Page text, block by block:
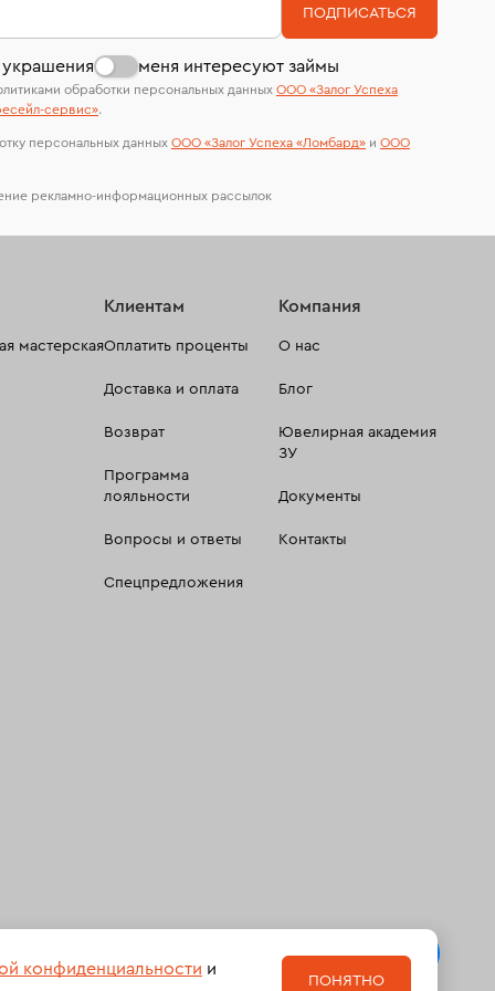
На особо ценные изделия получены
сертификаты МГУ и других геммологических
лабораторий
меня интересуют займы
ПОДПИСАТЬСЯ
обработки персональных данных ООО «Залог Успеха
сервиc».
персональных данных ООО «Залог Успеха «Ломбард» и ООО
рекламно-информационных рассылок
мастерская
Клиентам
Оплатить проценты
Доставка и оплата
Возврат
Программа
лояльности
Вопросы и ответы
Спецпредложения
Компания
О нас
Блог
Ювелирная академия
ЗУ
Документы
Контакты
конфиденциальности и
ПОНЯТНО